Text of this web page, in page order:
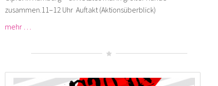
zusammen.11–12 Uhr Auftakt (Aktionsüberblick)
mehr …